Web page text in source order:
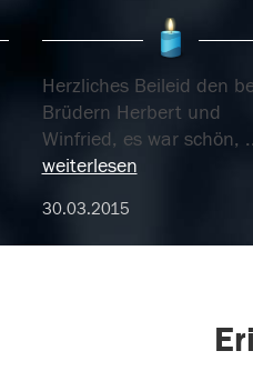
Herzliches Beileid den
Brüdern Herbert und
Winfried, es war schön,
weiterlesen
30.03.2015